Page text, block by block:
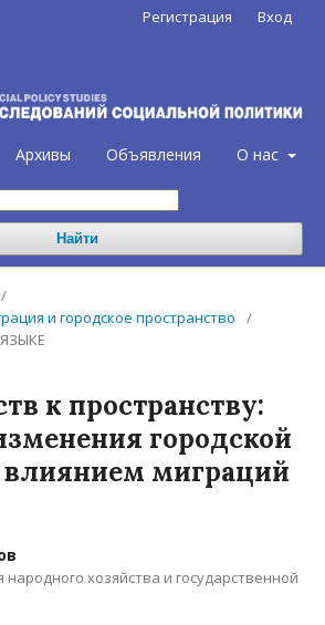
Архивы Объявления О нас
Найти
Регистрация Вход
/
и городское пространство
/
к пространству:
городской
миграций
народного хозяйства и государственной